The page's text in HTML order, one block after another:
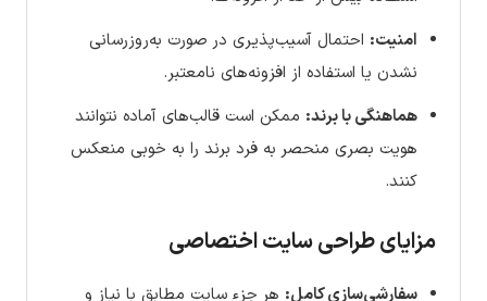
امنیت: احتمال آسیب‌پذیری در صورت به‌روزرسانی
نشدن یا استفاده از افزونه‌های نامعتبر.
هماهنگی با برند: ممکن است قالب‌های آماده نتوانند
هویت بصری منحصر به فرد برند را به خوبی منعکس
کنند.
مزایای طراحی سایت اختصاصی
سفارشی‌سازی کامل: هر جزء سایت مطابق با نیاز و